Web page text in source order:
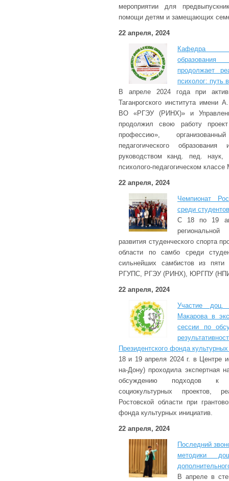
мероприятии для
помощи детям и замещающих
22 апреля, 2024
Кафедра
продолжает
психолог: путь
В апреле 2024 года при
Таганрогского института
ВО «РГЭУ (РИНХ)» и
продолжил свою работу
профессию»,
педагогического
руководством канд. пед.
психолого-педагогическом
22 апреля, 2024
Чемпионат
среди
С 18 по 19
развития студенческого спорта
области по самбо среди
сильнейших самбистов из
РГУПС, РГЭУ (РИНХ), ЮРГПУ
22 апреля, 2024
Участие доц.
Макарова в
сессии по
Президентского фонда
18 и 19 апреля 2024 г. в Центре
на-Дону) проходила экспертная
обсуждению подходов к
социокультурных проектов,
Ростовской области при
фонда культурных инициатив.
22 апреля, 2024
Последний
методики
В апреле в